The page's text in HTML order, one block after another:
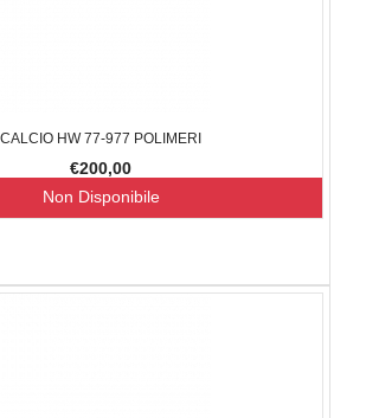
CALCIO HW 77-977 POLIMERI
€200,00
Non Disponibile